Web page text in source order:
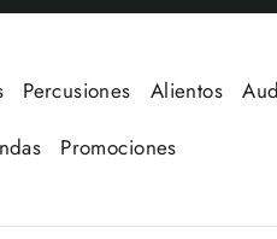
Percusiones Alientos
Promociones